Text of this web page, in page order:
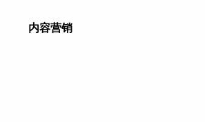
内容营销